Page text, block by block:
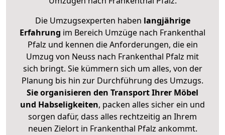
Die Umzugsexperten haben langjährige
Erfahrung im Bereich Umzüge nach Frankenthal
Pfalz und kennen die Anforderungen, die ein
Umzug von Neuss nach Frankenthal Pfalz mit
sich bringt. Sie kümmern sich um alles, von der
Planung bis hin zur Durchführung des Umzugs.
Sie organisieren den Transport Ihrer Möbel
und Habseligkeiten, packen alles sicher ein und
sorgen dafür, dass alles rechtzeitig an Ihrem
neuen Zielort in Frankenthal Pfalz ankommt.